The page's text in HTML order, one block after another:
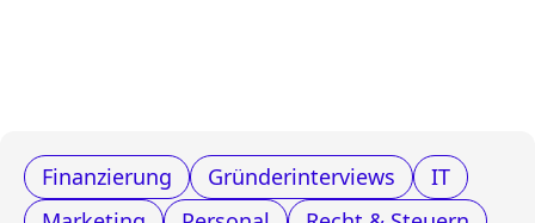
Finanzierung Gründerinterviews
IT